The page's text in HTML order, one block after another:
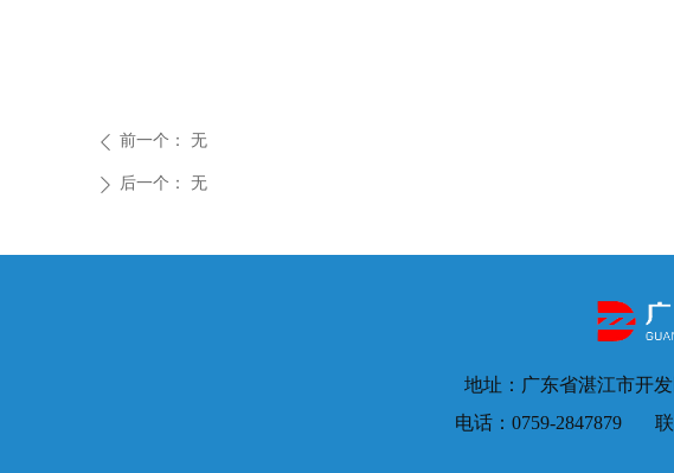
ꄴ 前一个： 无
ꄲ 后一个： 无
地址：广东省湛江市开
电话：0759-2847879 联